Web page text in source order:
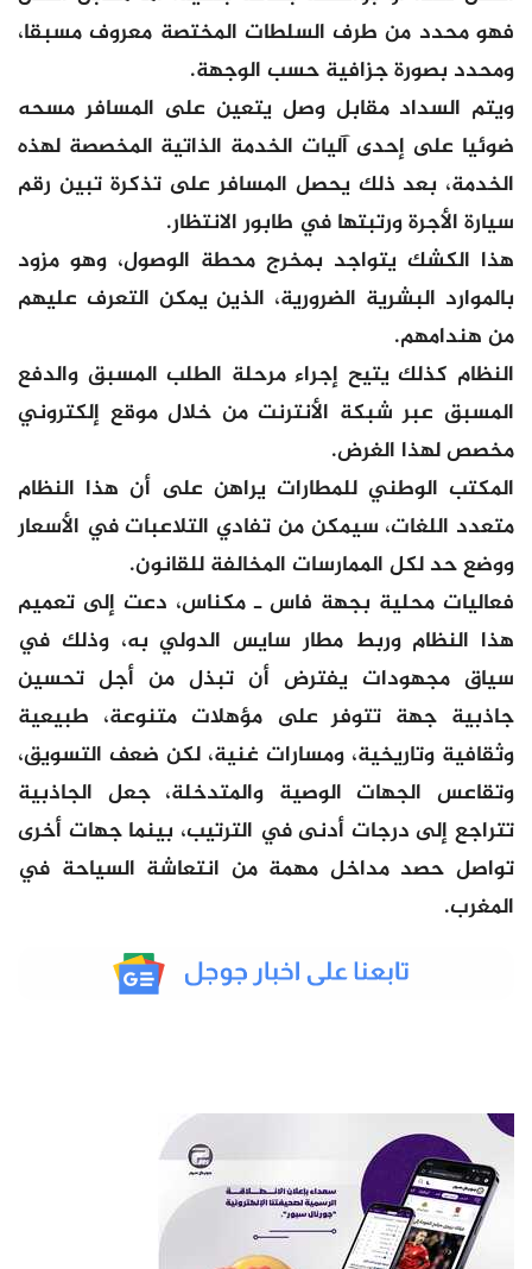
فهو محدد من طرف السلطات المختصة معروف مسبقا،
ومحدد بصورة جزافية حسب الوجهة.
ويتم السداد مقابل وصل يتعين على المسافر مسحه
ضوئيا على إحدى آليات الخدمة الذاتية المخصصة لهذه
الخدمة، بعد ذلك يحصل المسافر على تذكرة تبين رقم
سيارة الأجرة ورتبتها في طابور الانتظار.
هذا الكشك يتواجد بمخرج محطة الوصول، وهو مزود
بالموارد البشرية الضرورية، الذين يمكن التعرف عليهم
من هندامهم.
النظام كذلك يتيح إجراء مرحلة الطلب المسبق والدفع
المسبق عبر شبكة الأنترنت من خلال موقع إلكتروني
مخصص لهذا الغرض.
المكتب الوطني للمطارات يراهن على أن هذا النظام
متعدد اللغات، سيمكن من تفادي التلاعبات في الأسعار
ووضع حد لكل الممارسات المخالفة للقانون.
فعاليات محلية بجهة فاس ـ مكناس، دعت إلى تعميم
هذا النظام وربط مطار سايس الدولي به، وذلك في
سياق مجهودات يفترض أن تبذل من أجل تحسين
جاذبية جهة تتوفر على مؤهلات متنوعة، طبيعية
وثقافية وتاريخية، ومسارات غنية، لكن ضعف التسويق،
وتقاعس الجهات الوصية والمتدخلة، جعل الجاذبية
تتراجع إلى درجات أدنى في الترتيب، بينما جهات أخرى
تواصل حصد مداخل مهمة من انتعاشة السياحة في
المغرب.